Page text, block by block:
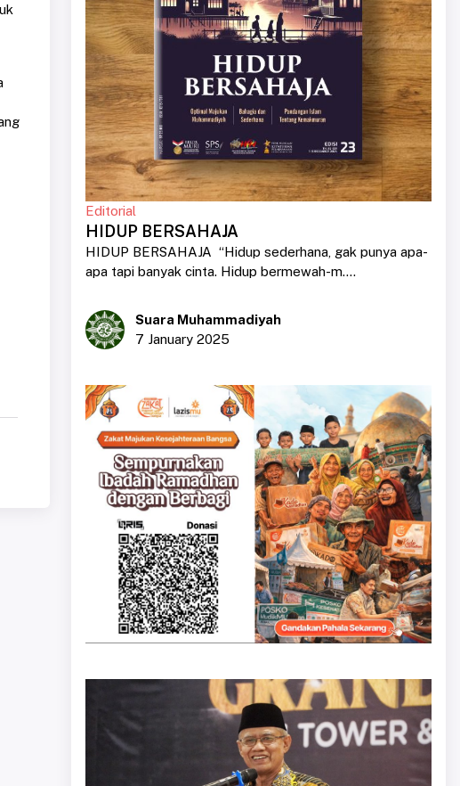
Editorial
HIDUP BERSAHAJA
HIDUP BERSAHAJA “Hidup sederhana, gak punya apa-
apa tapi banyak cinta. Hidup bermewah-m....
Suara Muhammadiyah
7 January 2025